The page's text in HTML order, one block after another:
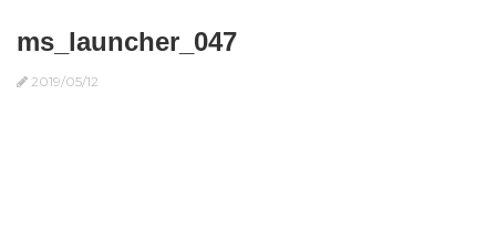
ms_launcher_047
2019/05/12